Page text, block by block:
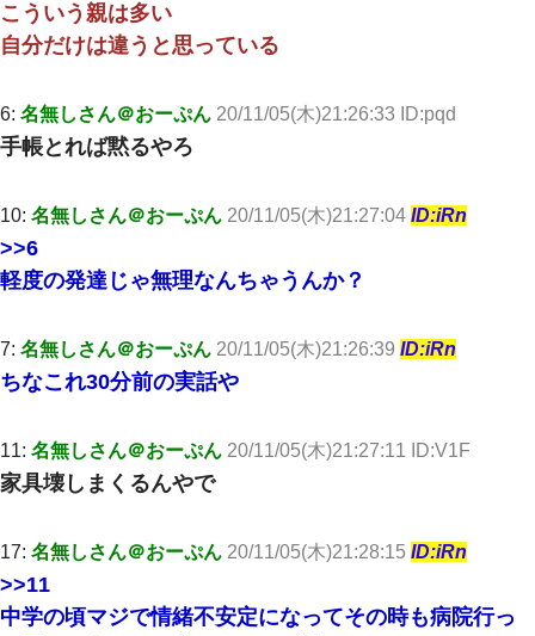
私が遺産を相続。→それを知った義両親が「旅行代金を出せ！」
【クズ】昔、兄がお見合いして「ブスすぎｗｗｗ」と断った女性
が、兄の同級生と結婚。それを知った兄は荒れ狂い、｢嫁さん、俺
兄の新しい嫁がやらかしすぎて辛い。当たり前のように実家や姪
の幼稚園に来る
てるの！」私「ですから」上司「黙って聞きなさい！」私「それ
は」上司「言い訳しない！」→結果ｗｗｗｗｗ
医者「糖尿病で余命1年です」 ワイ「知らんわｗどうせ死ぬなら
妹が嘘つきな元カレと寄りを戻してしまったという話をしていた
ら、旦那の顔が曇って雰囲気が一転。そそくさと話を切り上げて
いつもより早く寝付いてしまった…｜生活｜ワロタあんてな
こういう親は多い
自分だけは違うと思っている
6: 名無しさん＠おーぷん 20/11/05(木)21:26:33 ID:pqd
手帳とれば黙るやろ
10: 名無しさん＠おーぷん 20/11/05(木)21:27:04 ID:iRn
>>6
軽度の発達じゃ無理なんちゃうんか？
7: 名無しさん＠おーぷん 20/11/05(木)21:26:39 ID:iRn
ちなこれ30分前の実話や
11: 名無しさん＠おーぷん 20/11/05(木)21:27:11 ID:V1F
家具壊しまくるんやで
17: 名無しさん＠おーぷん 20/11/05(木)21:28:15 ID:iRn
>>11
中学の頃マジで情緒不安定になってその時も病院行っ